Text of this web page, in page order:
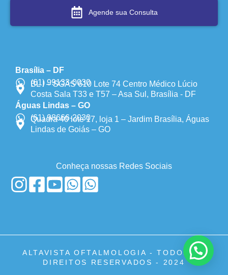
Agende sua Consulta
Brasília – DF
(61) 99133-0030
BL I – SGAS 610 Lote 74 Centro Médico Lúcio
Costa Sala T33 e T57 – Asa Sul, Brasília - DF
Águas Lindas – GO
(61) 98666-2030
Quadra 40 lote 17, loja 1 – Jardim Brasília, Águas
Lindas de Goiás – GO
Conheça nossas Redes Sociais
ALTAVISTA OFTALMOLOGIA - TODOS OS
DIREITOS RESERVADOS - 2024